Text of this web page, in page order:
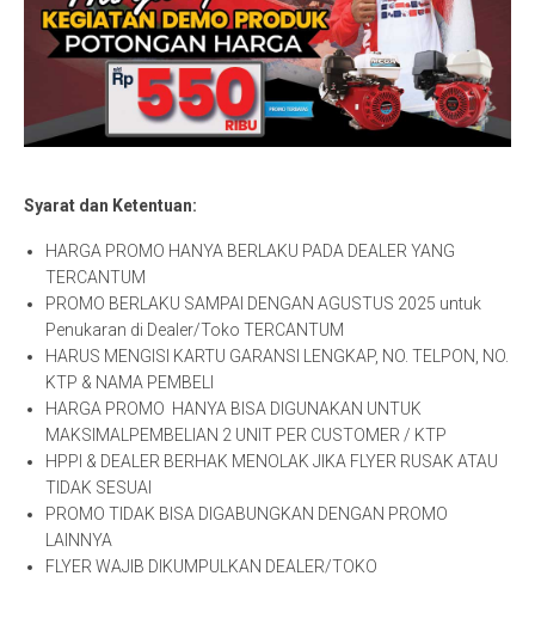
Syarat dan Ketentuan:
HARGA PROMO HANYA BERLAKU PADA DEALER YANG
TERCANTUM
PROMO BERLAKU SAMPAI DENGAN AGUSTUS 2025 untuk
Penukaran di Dealer/Toko TERCANTUM
HARUS MENGISI KARTU GARANSI LENGKAP, NO. TELPON, NO.
KTP & NAMA PEMBELI
HARGA PROMO HANYA BISA DIGUNAKAN UNTUK
MAKSIMALPEMBELIAN 2 UNIT PER CUSTOMER / KTP
HPPI & DEALER BERHAK MENOLAK JIKA FLYER RUSAK ATAU
TIDAK SESUAI
PROMO TIDAK BISA DIGABUNGKAN DENGAN PROMO
LAINNYA
FLYER WAJIB DIKUMPULKAN DEALER/TOKO